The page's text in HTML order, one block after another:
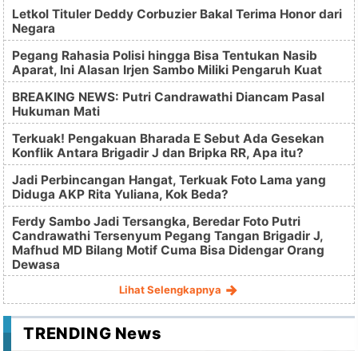
Letkol Tituler Deddy Corbuzier Bakal Terima Honor dari
Negara
Pegang Rahasia Polisi hingga Bisa Tentukan Nasib
Aparat, Ini Alasan Irjen Sambo Miliki Pengaruh Kuat
BREAKING NEWS: Putri Candrawathi Diancam Pasal
Hukuman Mati
Terkuak! Pengakuan Bharada E Sebut Ada Gesekan
Konflik Antara Brigadir J dan Bripka RR, Apa itu?
Jadi Perbincangan Hangat, Terkuak Foto Lama yang
Diduga AKP Rita Yuliana, Kok Beda?
Ferdy Sambo Jadi Tersangka, Beredar Foto Putri
Candrawathi Tersenyum Pegang Tangan Brigadir J,
Mafhud MD Bilang Motif Cuma Bisa Didengar Orang
Dewasa
Lihat Selengkapnya
TRENDING News